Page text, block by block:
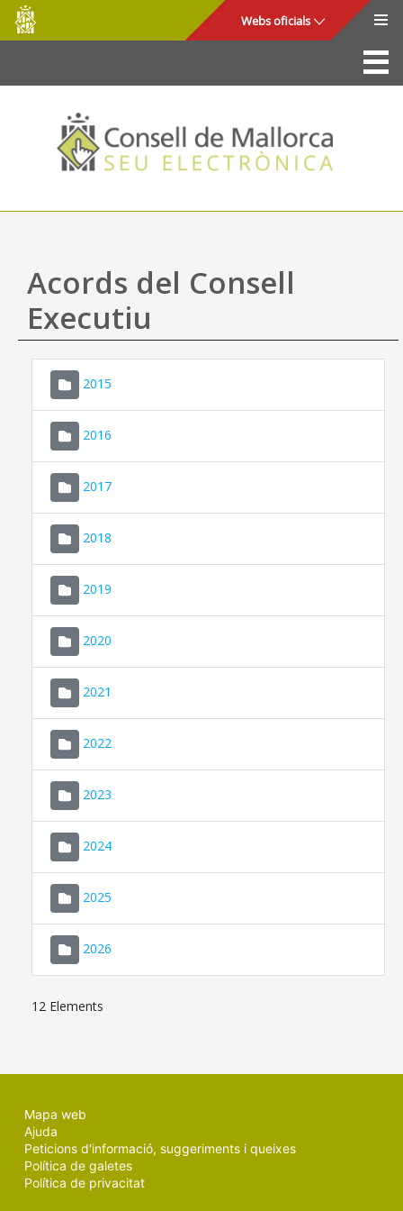
Salta al contingut principal
Consell
de
Mallorca
Webs oficials
La Seu
Consell de Mallorca
Accés i seguretat
Utilitats
Ajuda
Acords del Consell
Executiu
2015
2016
2017
2018
2019
2020
2021
2022
2023
2024
2025
2026
12 Elements
Mapa web
Ajuda
Peticions d'informació, suggeriments i queixes
Política de galetes
Política de privacitat